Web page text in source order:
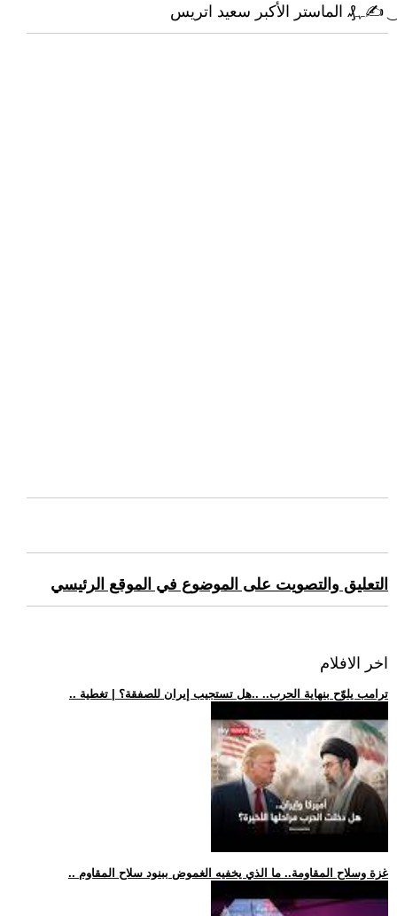
͜ ✍ﮩ₰ الماستر الأكبر سعيد اتريس
التعليق والتصويت على الموضوع في الموقع الرئيسي
اخر الافلام
.. ترامب يلوّح بنهاية الحرب.. ..هل تستجيب إيران للصفقة؟ | تغطية
.. غزة وسلاح المقاومة.. ما الذي يخفيه الغموض ببنود سلاح المقاوم